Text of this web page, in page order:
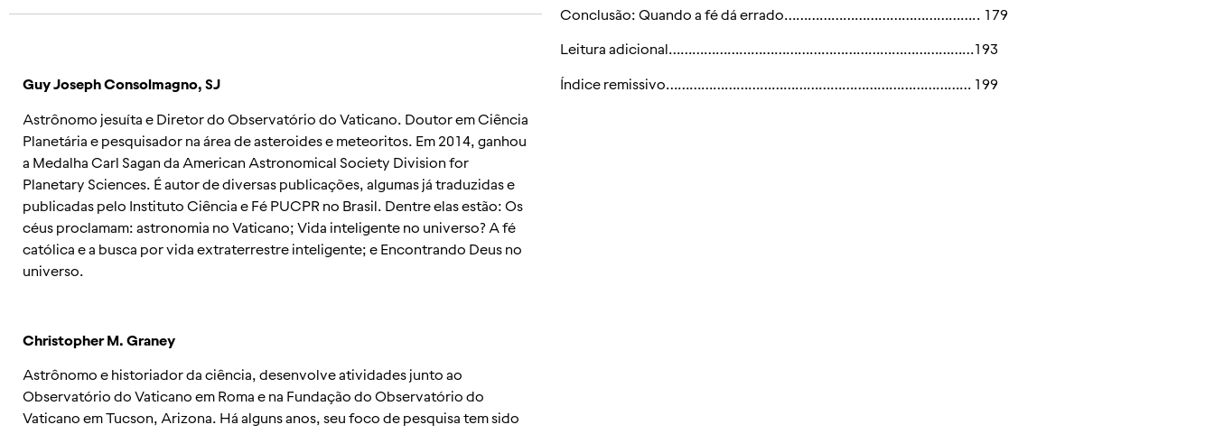
Guy Joseph Consolmagno, SJ
Astrônomo jesuíta e Diretor do Observatório do Vaticano. Doutor em Ciência
Planetária e pesquisador na área de asteroides e meteoritos. Em 2014, ganhou
a Medalha Carl Sagan da American Astronomical Society Division for
Planetary Sciences. É autor de diversas publicações, algumas já traduzidas e
publicadas pelo Instituto Ciência e Fé PUCPR no Brasil. Dentre elas estão: Os
céus proclamam: astronomia no Vaticano; Vida inteligente no universo? A fé
católica e a busca por vida extraterrestre inteligente; e Encontrando Deus no
universo.
Christopher M. Graney
Astrônomo e historiador da ciência, desenvolve atividades junto ao
Observatório do Vaticano em Roma e na Fundação do Observatório do
Vaticano em Tucson, Arizona. Há alguns anos, seu foco de pesquisa tem sido
Conclusão: Quando a fé dá errado………………………………………….. 179
Leitura adicional……………………………………………………………………193
Índice remissivo…………………………………………………………………… 199